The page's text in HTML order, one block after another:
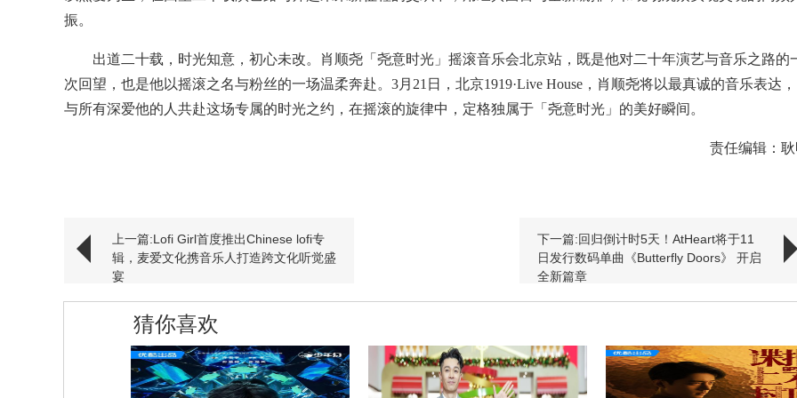
振。
出道二十载，时光知意，初心未改。肖顺尧「尧意时光」摇滚音乐会北京站，既是他对二十年演艺与音乐之路的
次回望，也是他以摇滚之名与粉丝的一场温柔奔赴。3月21日，北京1919·Live House，肖顺尧将以最真诚的音乐表达，
与所有深爱他的人共赴这场专属的时光之约，在摇滚的旋律中，定格独属于「尧意时光」的美好瞬间。
责任编辑：
上一篇:Lofi Girl首度推出Chinese lofi专
辑，麦爱文化携音乐人打造跨文化听觉盛
宴
下一篇:回归倒计时5天！AtHeart将于11
日发行数码单曲《Butterfly Doors》 开启
全新篇章
猜你喜欢